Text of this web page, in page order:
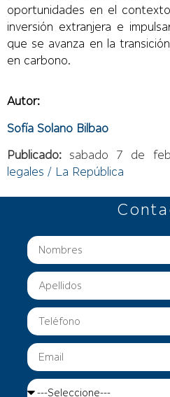
oportunidades en el
inversión extranjera e
que se avanza en la
en carbono.
Autor:
Sofía Solano Bilbao
Publicado: sabado 7 de
legales / La República